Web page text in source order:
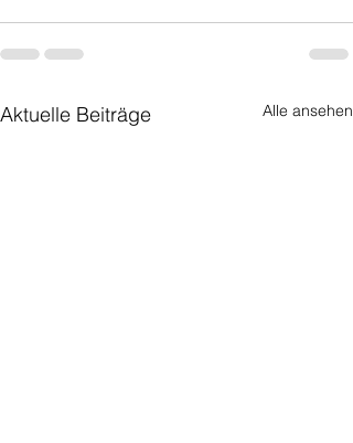
Aktuelle Beiträge Alle ansehen